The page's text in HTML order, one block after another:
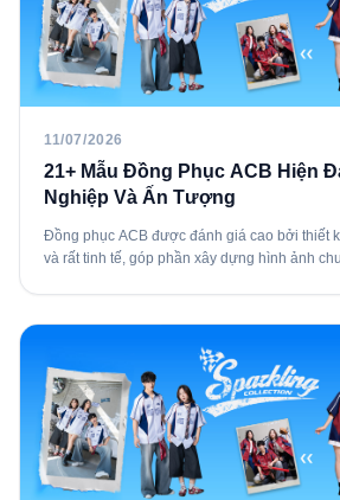
11/07/2026
21+ Mẫu Đồng Phục ACB Hiện
Nghiệp Và Ấn Tượng
Đồng phục ACB được đánh giá cao bởi thiết
và rất tinh tế, góp phần xây dựng hình ảnh